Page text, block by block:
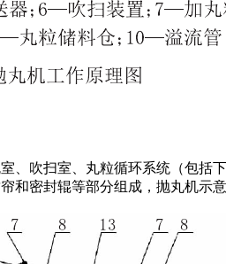
、吹扫室、丸粒循环系统（包括
和密封辊等部分组成，抛丸机示意